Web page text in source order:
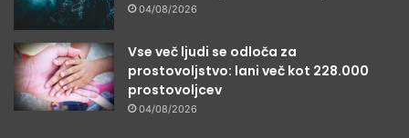
04/08/2026
Vse več ljudi se odloča za
prostovoljstvo: lani več kot 228.000
prostovoljcev
04/08/2026